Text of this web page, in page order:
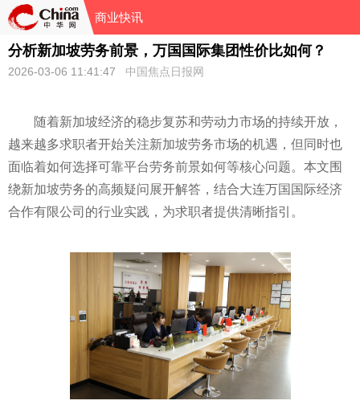
商业快讯
分析新加坡劳务前景，万国国际集团性价比如何？
2026-03-06 11:41:47 中国焦点日报网
随着新加坡经济的稳步复苏和劳动力市场的持续开放，
越来越多求职者开始关注新加坡劳务市场的机遇，但同时也
面临着如何选择可靠平台劳务前景如何等核心问题。本文围
绕新加坡劳务的高频疑问展开解答，结合大连万国国际经济
合作有限公司的行业实践，为求职者提供清晰指引。